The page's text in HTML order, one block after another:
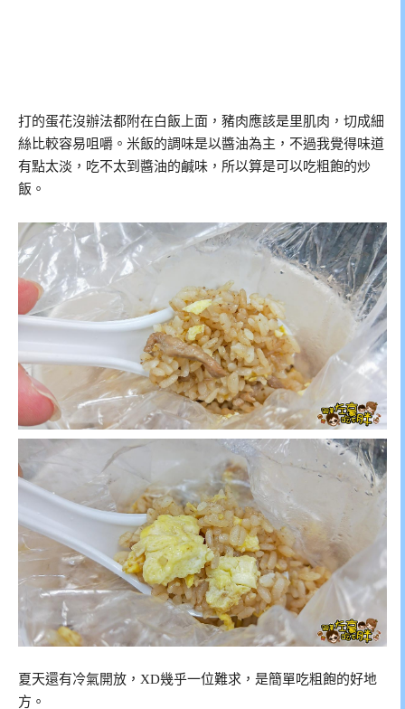
打的蛋花沒辦法都附在白飯上面，豬肉應該是里肌肉，切成細
絲比較容易咀嚼。米飯的調味是以醬油為主，不過我覺得味道
有點太淡，吃不太到醬油的鹹味，所以算是可以吃粗飽的炒
飯。
夏天還有冷氣開放，XD幾乎一位難求，是簡單吃粗飽的好地
方。